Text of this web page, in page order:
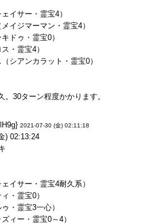
イサー・霊宝4）
イジマーマン・霊宝4）
ドゥ・霊宝0）
・霊宝4）
シアンカラット・霊宝0）
30ターン程度かかります。
2021-07-30 (金) 02:11:18
) 02:13:24
イサー・霊宝4耐久系）
・霊宝0）
・霊宝3一心）
ィー・霊宝0～4）